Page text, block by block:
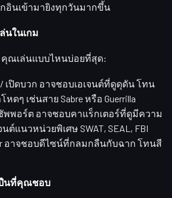
อินเข้ามายิงทุกวันมากขึ้น
นในเกม
คุณเล่นแบบไหนบ่อยที่สุด:
เปิดบวก อาจชอบเอเจนต์ที่ดูดุดัน โทน
ดๆ เช่นสาย Sabre หรือ Guerrilla
พพอร์ต อาจชอบคาแร็กเตอร์ที่ดูมีความ
นต์แนวหน่วยพิเศษ SWAT, SEAL, FBI
อาจชอบดีไซน์ที่กลมกลืนกับฉาก โทนสี
ปืนที่คุณชอบ